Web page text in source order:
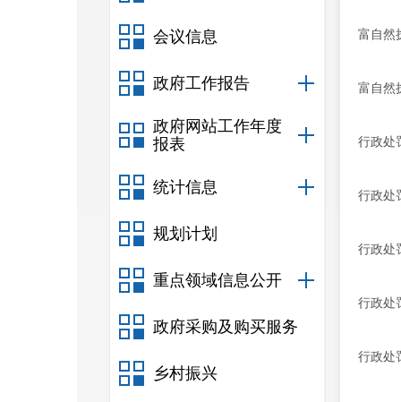
会议信息
政府工作报告
政府网站工作年度
报表
统计信息
规划计划
重点领域信息公开
政府采购及购买服务
乡村振兴
富自然
富自然
行政处
行政处
行政处
行政处
行政处